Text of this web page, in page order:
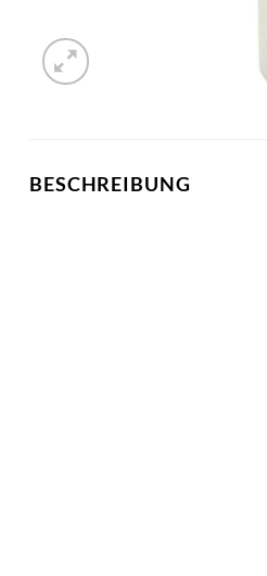
BESCHREIBUNG